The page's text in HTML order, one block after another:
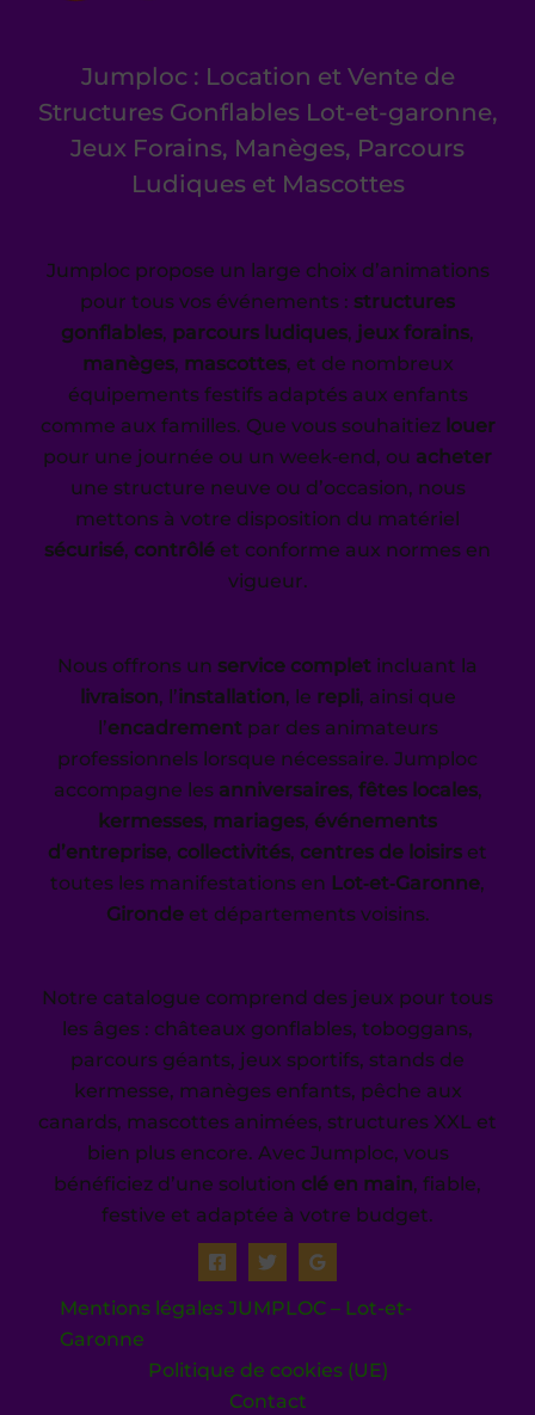
Jumploc : Location et Vente de
Structures Gonflables Lot-et-garonne,
Jeux Forains, Manèges, Parcours
Ludiques et Mascottes
Jumploc propose un large choix d’animations
pour tous vos événements : structures
gonflables, parcours ludiques, jeux forains,
manèges, mascottes, et de nombreux
équipements festifs adaptés aux enfants
comme aux familles. Que vous souhaitiez louer
pour une journée ou un week‑end, ou acheter
une structure neuve ou d’occasion, nous
mettons à votre disposition du matériel
sécurisé, contrôlé et conforme aux normes en
vigueur.
Nous offrons un service complet incluant la
livraison, l’installation, le repli, ainsi que
l’encadrementpar des animateurs
professionnels lorsque nécessaire. Jumploc
accompagne les anniversaires, fêtes locales,
kermesses, mariages, événements
d’entreprise, collectivités, centres de loisirs et
toutes les manifestations en Lot‑et‑Garonne,
Girondeet départements voisins.
Notre catalogue comprend des jeux pour tous
les âges : châteaux gonflables, toboggans,
parcours géants, jeux sportifs, stands de
kermesse, manèges enfants, pêche aux
canards, mascottes animées, structures XXL et
bien plus encore. Avec Jumploc, vous
bénéficiez d’une solution clé en main, fiable,
festive et adaptée à votre budget.
Mentions légales JUMPLOC – Lot-et-
Garonne
Politique de cookies (UE)
Contact